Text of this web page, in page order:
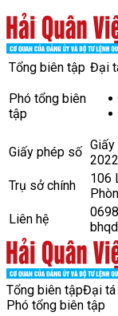
Tổng biên tập Đại
Phó tổng biên
tập
Giấy phép số
2022
Trụ sở chính
106
Liên hệ
Tổng biên tậpĐại tá
Phó tổng biên tập